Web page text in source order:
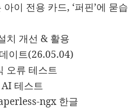
이 전용 카드, ‘퍼핀’에 묻습
개선 & 활용
이트(26.05.04)
오류 테스트
테스트
ngx 한글